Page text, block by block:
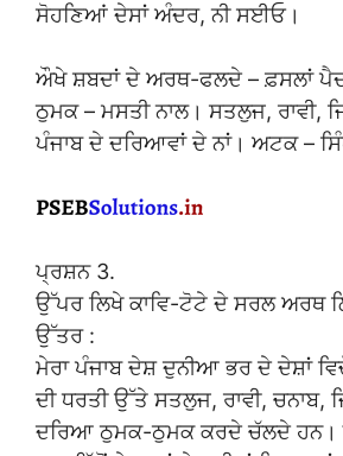
ਸੋਹਣਿਆਂ ਦੇਸਾਂ ਅੰਦਰ, ਨੀ ਸਈਓ।
ਔਖੇ ਸ਼ਬਦਾਂ ਦੇ ਅਰਥ-ਫਲਦੇ – ਫ਼ਸਲਾਂ
ਠੁਮਕ – ਮਸਤੀ ਨਾਲ। ਸਤਲੁਜ, ਰਾਵੀ,
ਪੰਜਾਬ ਦੇ ਦਰਿਆਵਾਂ ਦੇ ਨਾਂ। ਅਟਕ –
ਪ੍ਰਸ਼ਨ 3.
ਉੱਪਰ ਲਿਖੇ ਕਾਵਿ-ਟੋਟੇ ਦੇ ਸਰਲ ਅਰਥ
ਉੱਤਰ :
ਮੇਰਾ ਪੰਜਾਬ ਦੇਸ਼ ਦੁਨੀਆ ਭਰ ਦੇ ਦੇਸ਼ਾਂ
ਦੀ ਧਰਤੀ ਉੱਤੇ ਸਤਲੁਜ, ਰਾਵੀ, ਚਨਾਬ,
ਦਰਿਆ ਠੁਮਕ-ਠੁਮਕ ਕਰਦੇ ਚੱਲਦੇ ਹਨ।